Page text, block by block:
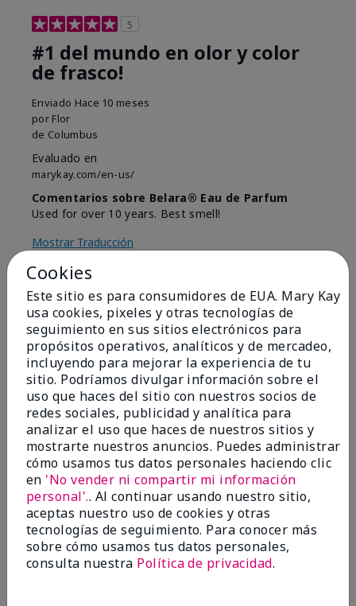
5
#1 del mundo en olor y color
de frasco!
Enviado Hace 10 meses
por Flor
de Columbus
Evaluado en
marykay.com/en-us/
Comentarios sobre Belara® Eau de Parfum
Used for over 10 years. Best smell!
Mostrar Traducción
Conclusión
¿Le ha resultado útil esta
opinión?
4 0
Marcar esta opinión
5
Kristen
EnviadoHace 10 meses
por Jennifer
de MECHANCSBRG
Comprador verificado
Cookies
Este sitio es para consumidores de EUA. Mary Kay
usa cookies, pixeles y otras tecnologías de
seguimiento en sus sitios electrónicos para
propósitos operativos, analíticos y de mercadeo,
incluyendo para mejorar la experiencia de tu
sitio. Podríamos divulgar información sobre el
uso que haces del sitio con nuestros socios de
redes sociales, publicidad y analítica para
analizar el uso que haces de nuestros sitios y
mostrarte nuestros anuncios. Puedes administrar
cómo usamos tus datos personales haciendo clic
en 'No vender ni compartir mi información
personal'.. Al continuar usando nuestro sitio,
aceptas nuestro uso de cookies y otras
tecnologías de seguimiento. Para conocer más
sobre cómo usamos tus datos personales,
consulta nuestra Política de privacidad.